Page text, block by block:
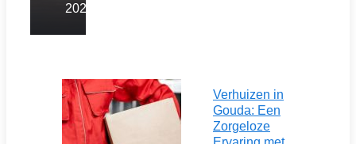
2025
Verhuizen in
Gouda: Een
Zorgeloze